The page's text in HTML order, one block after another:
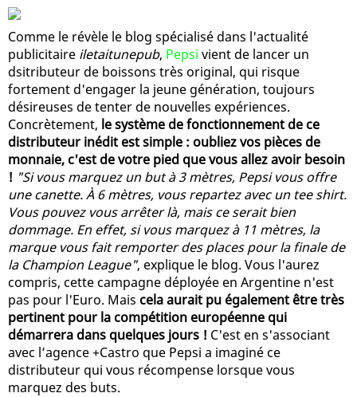
Comme le révèle le blog spécialisé dans l'actualité
publicitaire iletaitunepub, Pepsi vient de lancer un
dsitributeur de boissons très original, qui risque
fortement d'engager la jeune génération, toujours
désireuses de tenter de nouvelles expériences.
Concrètement, le système de fonctionnement de ce
distributeur inédit est simple : oubliez vos pièces de
monnaie, c'est de votre pied que vous allez avoir besoin
! "Si vous marquez un but à 3 mètres, Pepsi vous offre
une canette. À 6 mètres, vous repartez avec un tee shirt.
Vous pouvez vous arrêter là, mais ce serait bien
dommage. En effet, si vous marquez à 11 mètres, la
marque vous fait remporter des places pour la finale de
la Champion League", explique le blog. Vous l'aurez
compris, cette campagne déployée en Argentine n'est
pas pour l'Euro. Mais cela aurait pu également être très
pertinent pour la compétition européenne qui
démarrera dans quelques jours ! C'est en s'associant
avec l’agence +Castro que Pepsi a imaginé ce
distributeur qui vous récompense lorsque vous
marquez des buts.